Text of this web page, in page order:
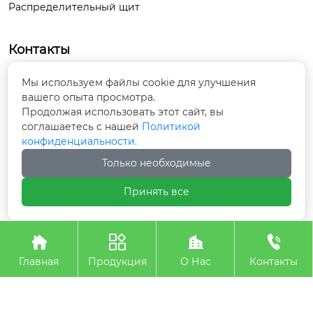
Распределительный щит
Контакты

Внутри парка «Кайюань», проспект
Кайюань, посёлок Цзидянь, уезд Хугуань,
город Чанчжи, провинция Шаньси
 13666672595@139.com
+86-355-8662666
Авторское право©ООО Шаньсийская Июань
Электроэнергетического Оборудования

Главная

Продукция

О Нас

Контакты
Мы используем файлы cookie для улучшения
вашего опыта просмотра.
Продолжая использовать этот сайт, вы
соглашаетесь с нашей Политикой
конфиденциальности.
Только необходимые
Принять все